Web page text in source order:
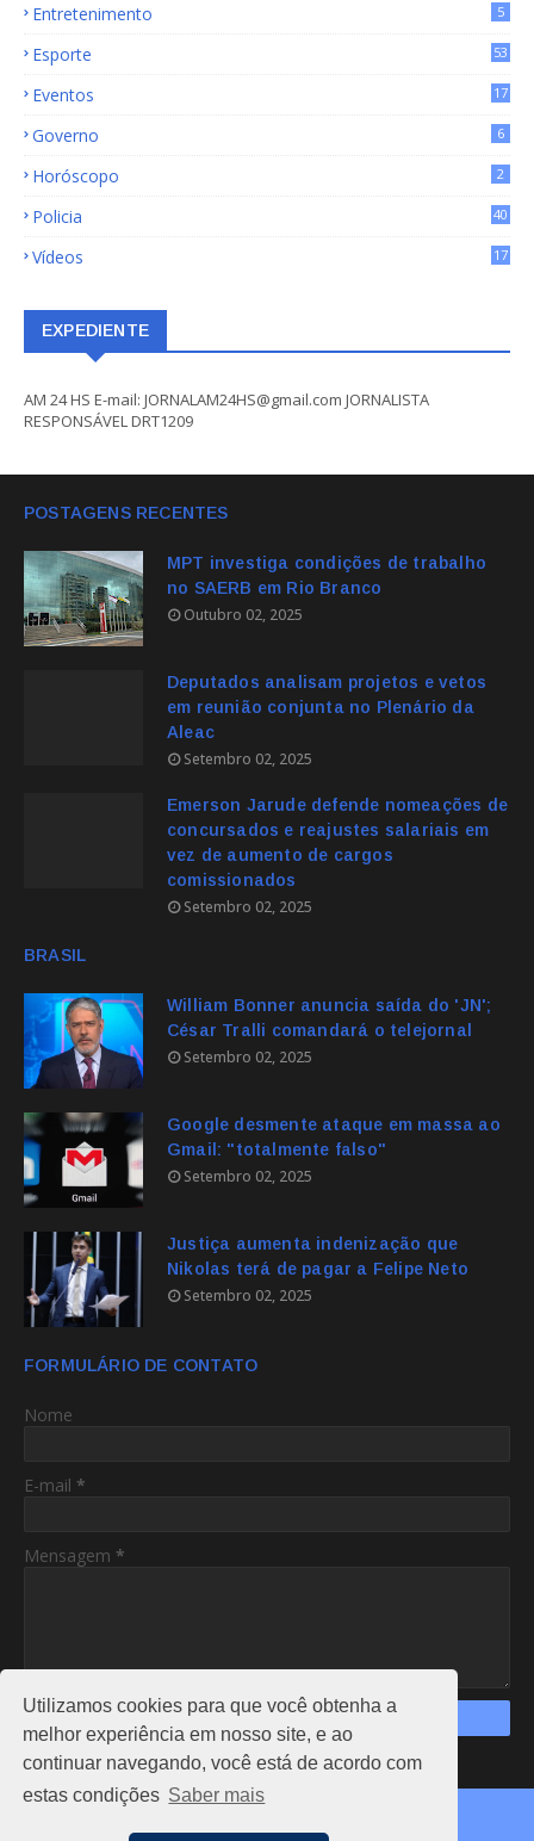
Utilizamos cookies para que você obtenha a
melhor experiência em nosso site, e ao
continuar navegando, você está de acordo com
estas condições Saber mais
Entretenimento 5
Esporte 53
Eventos 17
Governo 6
Horóscopo 2
Policia 40
Vídeos 17
EXPEDIENTE
AM 24 HS E-mail: JORNALAM24HS@gmail.com JORNALISTA
RESPONSÁVEL DRT1209
POSTAGENS RECENTES
MPT investiga condições de trabalho
no SAERB em Rio Branco
Outubro 02, 2025
Deputados analisam projetos e vetos
em reunião conjunta no Plenário da
Aleac
Setembro 02, 2025
Emerson Jarude defende nomeações de
concursados e reajustes salariais em
vez de aumento de cargos
comissionados
Setembro 02, 2025
BRASIL
William Bonner anuncia saída do 'JN';
César Tralli comandará o telejornal
Setembro 02, 2025
Google desmente ataque em massa ao
Gmail: "totalmente falso"
Setembro 02, 2025
Justiça aumenta indenização que
Nikolas terá de pagar a Felipe Neto
Setembro 02, 2025
FORMULÁRIO DE CONTATO
Nome
E-mail *
Mensagem *
https://www.am24hs.com/